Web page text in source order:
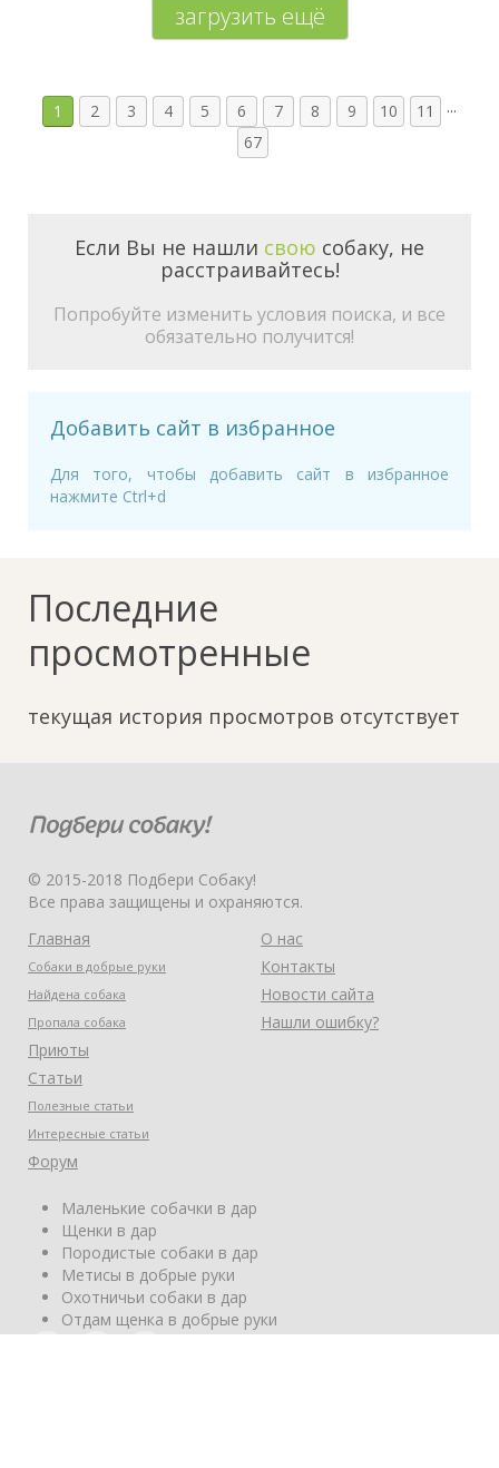
загрузить ещё
1 2 3 4 5 6 7 8 9 10 11
...
67
Если Вы не нашли свою собаку, не
расстраивайтесь!
Попробуйте изменить условия поиска, и все
обязательно получится!
Добавить сайт в избранное
Для того, чтобы добавить сайт в избранное
нажмите Ctrl+d
Последние
просмотренные
текущая история просмотров отсутствует
© 2015-2018 Подбери Собаку!
Все права защищены и охраняются.
Главная
Собаки в добрые руки
Найдена собака
Пропала собака
Приюты
Статьи
Полезные статьи
Интересные статьи
Форум
О нас
Контакты
Новости сайта
Нашли ошибку?
Маленькие собачки в дар
Щенки в дар
Породистые собаки в дар
Метисы в добрые руки
Охотничьи собаки в дар
Отдам щенка в добрые руки